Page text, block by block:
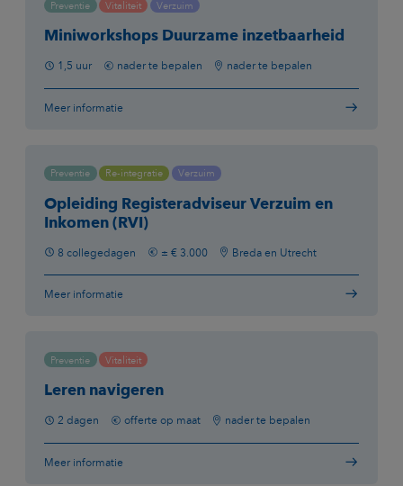
Preventie Vitaliteit Verzuim
Miniworkshops Duurzame inzetbaarheid
1,5 uur nader te bepalen nader te bepalen
Meer informatie
Preventie Re-integratie Verzuim
Opleiding Registeradviseur Verzuim en
Inkomen (RVI)
8 collegedagen ± € 3.000 Breda en Utrecht
Meer informatie
Preventie Vitaliteit
Leren navigeren
2 dagen offerte op maat nader te bepalen
Meer informatie